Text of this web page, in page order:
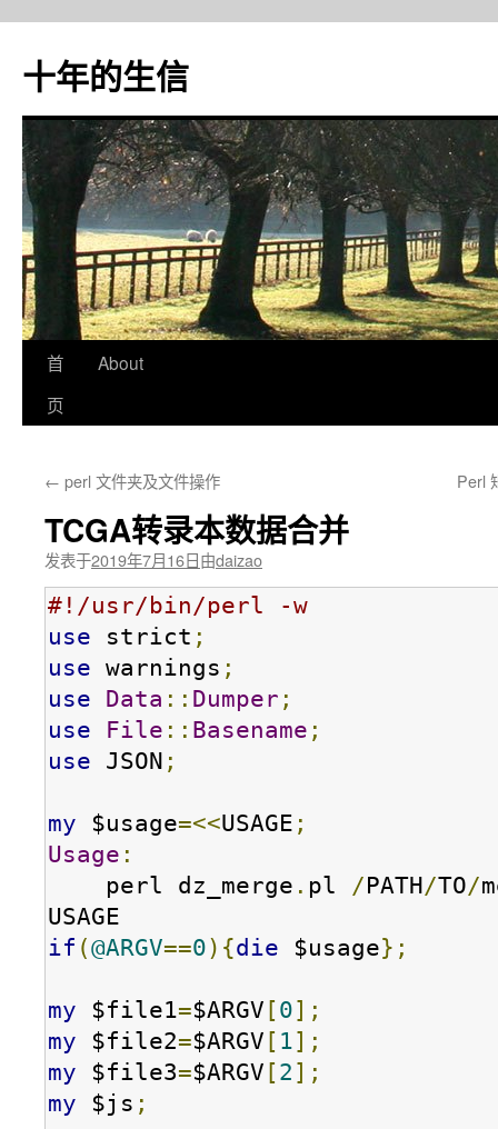
十年的生信
跳
至
文
首
页
About
← perl 文件夹及文件操作 Perl
TCGA转录本数据合并
发表于2019年7月16日由daizao
#!/usr/bin/perl -w
use strict ;
use warnings ;
use
Data :: Dumper ;
use
File :: Basename ;
use JSON ;
my $usage=<<USAGE ;
Usage :
    perl dz_merge
. pl /PATH/TO/
if (@ARGV==0){die $usage};
my $file1=$ARGV [0];
my $file2=$ARGV [ 1];
my $file3=$ARGV [2 ];
my $js ;